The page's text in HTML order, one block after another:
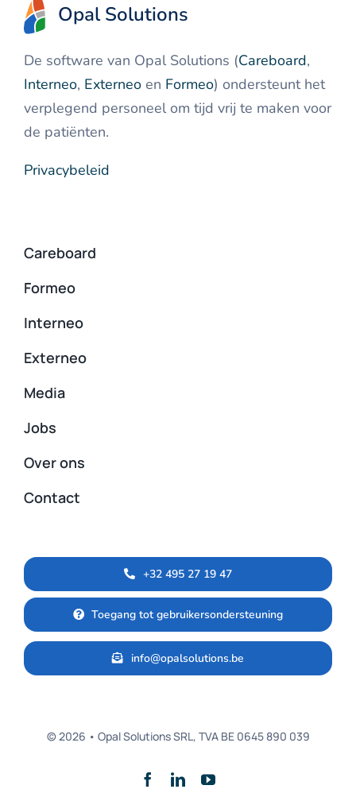
Opal Solutions
De software van Opal Solutions (Careboard,
Interneo, Externeoen Formeo) ondersteunt het
verplegend personeel om tijd vrij te maken voor
de patiënten.
Privacybeleid
Careboard
Formeo
Interneo
Externeo
Media
Jobs
Over ons
Contact
+32 495 27 19 47
Toegang tot gebruikersondersteuning
info@opalsolutions.be
© 2026 • Opal Solutions SRL, TVA BE 0645 890 039